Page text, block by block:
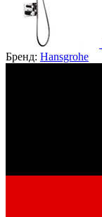
Бренд: Hansgrohe